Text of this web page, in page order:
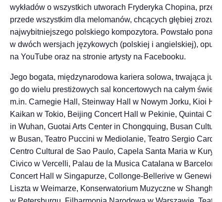
wykładów o wszystkich utworach Fryderyka Chopina,
przede wszystkim dla melomanów, chcących głębiej
najwybitniejszego polskiego kompozytora. Powstało ponad
w dwóch wersjach językowych (polskiej i angielskiej),
na YouTube oraz na stronie artysty na Facebooku.
Jego bogata, międzynarodowa kariera solowa, trwająca już
go do wielu prestiżowych sal koncertowych na całym
m.in. Carnegie Hall, Steinway Hall w Nowym Jorku, Kioi
Kaikan w Tokio, Beijing Concert Hall w Pekinie, Quintai
in Wuhan, Guotai Arts Center in Chongquing, Busan
w Busan, Teatro Puccini w Mediolanie, Teatro Sergio
Centro Cultural de Sao Paulo, Capela Santa Maria w
Civico w Vercelli, Palau de la Musica Catalana w
Concert Hall w Singapurze, Collonge-Bellerive w Genewie,
Liszta w Weimarze, Konserwatorium Muzyczne w